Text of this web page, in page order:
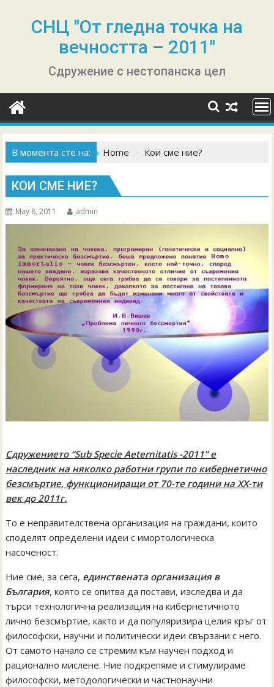
СНЦ "От гледна точка на
вечността – 2011"
Сдружение с нестопанска цел
В момента сте на: Home Кои сме ние?
КОИ СМЕ НИЕ?
May 8, 2011 admin
Сдружението “Sub Specie Aeternitatis -2011” е
наследник на няколко работни групи по кибернетично
безсмъртие, функциониращи от 70-те години на ХХ-ти
век до 2011г.
То е неправителствена организация на граждани, които
споделят определени идеи с имортологическа
насоченост.
Ние сме, за сега, единствената организация в
България, която се опитва да постави, изследва и да
търси технологична реализация на кибернетичното
лично безсмъртие, както и да популяризира целия кръг от
философски, научни и политически идеи свързани с него.
От самото начало се стремим към научен подход и
рационално мислене. Ние подкрепяме и стимулираме
философски, методологически и частнонаучни